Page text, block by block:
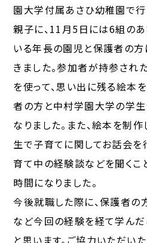
園大学付属あさひ幼稚園で
親子に、11月5日には6組の
いる年長の園児と保護者の
きました。参加者が持参され
を使って、思い出に残る絵本
者の方と中村学園大学の学
なりました。また、絵本を制
生で子育てに関してお話会を
育て中の経験談などを聞くこ
時間になりました。
今後就職した際に、保護者の
など今回の経験を経て学ん
と思います。ご協力いただい